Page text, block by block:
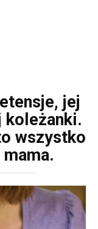
jej
koleżanki.
wszystko